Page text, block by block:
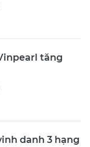
tăng
danh 3 hạng